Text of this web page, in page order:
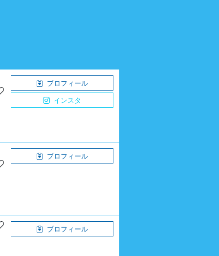
プロフィール
インスタ
プロフィール
プロフィール